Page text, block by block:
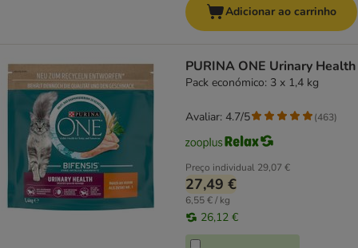
Adicionar ao carrinho
PURINA ONE Urinary Health
Pack económico: 3 x 1,4 kg
Preço individual 29,07 €
27,49 €
6,55 € / kg
26,12 €
Avaliar: 4.7/5 (463)